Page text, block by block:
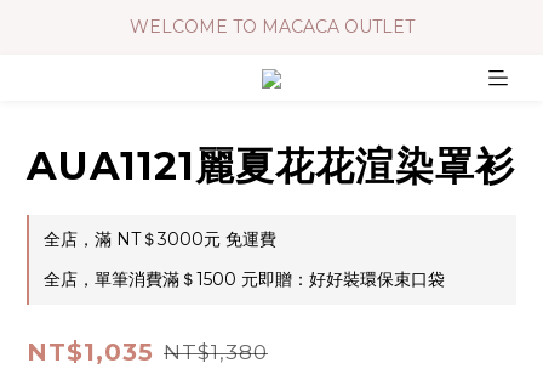
WELCOME TO MACACA OUTLET
AUA1121麗夏花花渲染罩衫
全店，滿 NT＄3000元 免運費
全店，單筆消費滿＄1500 元即贈：好好裝環保束口袋
NT$1,035 NT$1,380